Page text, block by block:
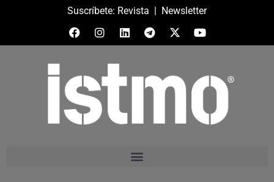
Suscríbete: Revista | Newsletter